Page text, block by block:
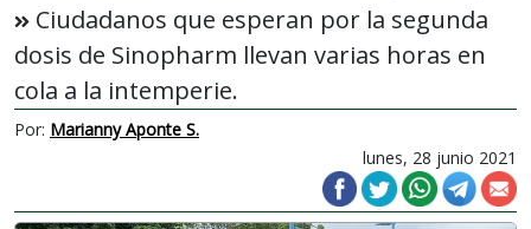
Ciudadanos que esperan por la segunda
dosis de Sinopharm llevan varias horas en
cola a la intemperie.
Por: Marianny Aponte S.
lunes, 28 junio 2021